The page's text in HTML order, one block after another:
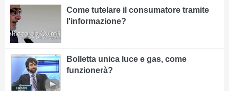
Come tutelare il consumatore tramite
l'informazione?
Bolletta unica luce e gas, come
funzionerà?